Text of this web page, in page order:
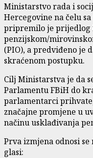
Ministarstvo rada i
Hercegovine na čelu
pripremilo je prijedlog
penzijskom/
(PIO), a predviđeno je
skraćenom postupku.
Cilj Ministarstva je da
Parlamentu FBiH do
parlamentarci
značajne promjene u
načinu usklađivanja
Prva izmjena odnosi
glasi: